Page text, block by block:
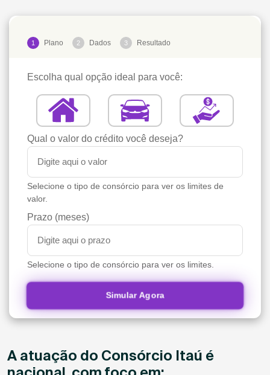
1 Plano 2 Dados 3 Resultado
Escolha qual opção ideal para você:
Qual o valor do crédito você deseja?
Selecione o tipo de consórcio para ver os limites de
valor.
Prazo (meses)
Selecione o tipo de consórcio para ver os limites.
Simular Agora
A atuação do Consórcio Itaú é